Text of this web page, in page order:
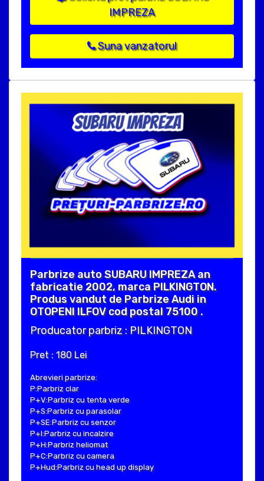
IMPREZA
Suna vanzatorul
Parbrize auto SUBARU IMPREZA an
fabricatie 2002, marca PILKINGTON.
Produs vandut de Parbrize Audi in
OTOPENI ILFOV cod postal 75100 .
Producator parbriz : PILKINGTON
Pret : 180 Lei
Abrevieri parbrize:
P:Parbriz clar
P+V:Parbriz cu tenta verde
P+S:Parbriz cu parasolar
P+SE:Parbriz cu senzor
P+I:Parbriz cu incalzire
P+H:Parbriz heliomat
P+C:Parbriz cu camera
P+Hud:Parbriz cu head up display